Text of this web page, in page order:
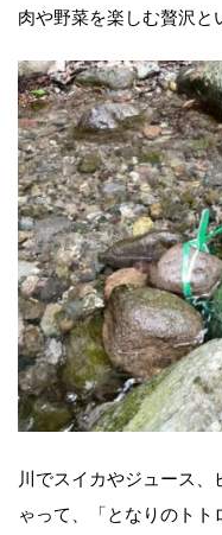
肉や野菜を楽しむ贅沢と
川でスイカやジュース
ゃって、「となりのトト